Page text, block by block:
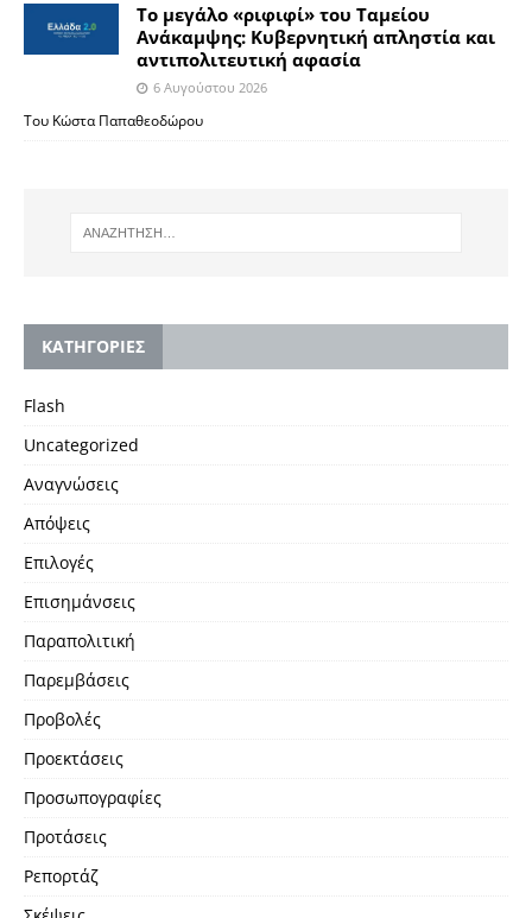
Το μεγάλο «ριφιφί» του Ταμείου
Ανάκαμψης: Κυβερνητική απληστία και
αντιπολιτευτική αφασία
6 Αυγούστου 2026
Του Κώστα Παπαθεοδώρου
KΑΤΗΓΟΡΙΕΣ
Flash
Uncategorized
Αναγνώσεις
Απόψεις
Επιλογές
Επισημάνσεις
Παραπολιτική
Παρεμβάσεις
Προβολές
Προεκτάσεις
Προσωπογραφίες
Προτάσεις
Ρεπορτάζ